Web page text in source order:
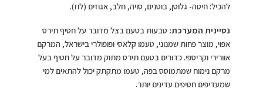
להכיל: חיטה- גלוטן, בוטנים, סויה, חלב, אגוזים (לוז).
נסיינית המערכת: טבעות בטעם בצל מדובר על חטיף תירס
אפוי, מוצר פחות שמנוני, טעמו קלאסי ופופולרי בישראל, המרקם
אוורירי וקריספי. כדורים בטעם תירס מתוק מדובר על חטיף בעל
מרקם נימוח שמתמוסס בפה, טעמו מתקתק יכול להתאים למי
שמעדיפים חטיפים עדינים יותר.